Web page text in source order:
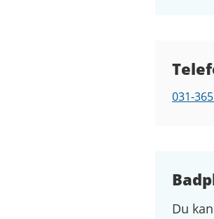
Telefon
031-
Du